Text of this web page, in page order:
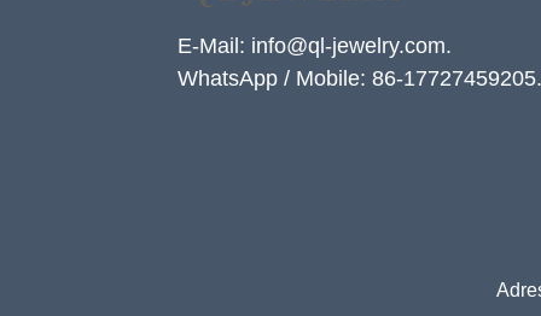
E-Mail: info@ql-jewelry.com.
WhatsApp / Mobile: 86-17727459205.